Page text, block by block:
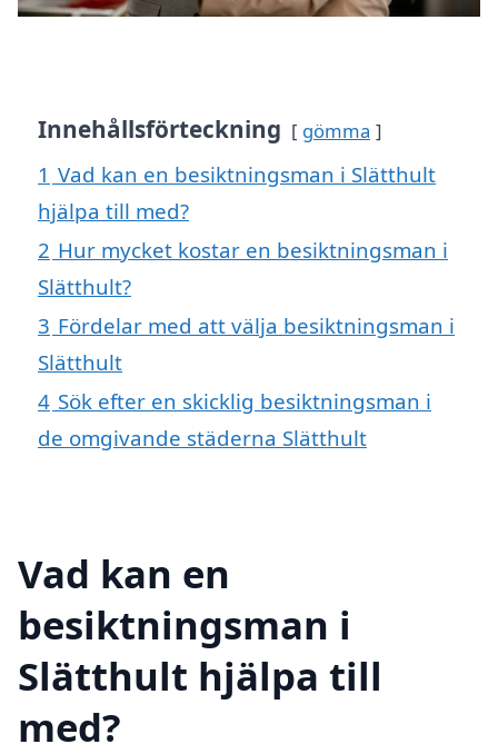
Innehållsförteckning gömma
1 Vad kan en besiktningsman i Slätthult
hjälpa till med?
2 Hur mycket kostar en besiktningsman i
Slätthult?
3 Fördelar med att välja besiktningsman i
Slätthult
4 Sök efter en skicklig besiktningsman i
de omgivande städerna Slätthult
Vad kan en
besiktningsman i
Slätthult hjälpa till
med?